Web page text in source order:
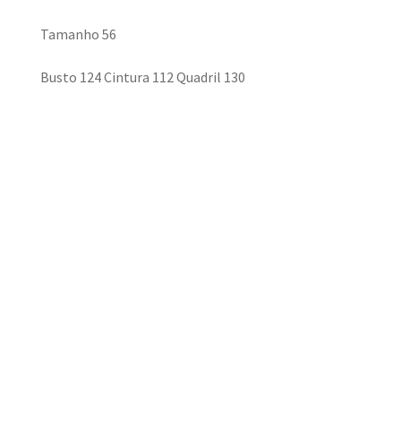
Tamanho 56
Busto 124 Cintura 112 Quadril 130